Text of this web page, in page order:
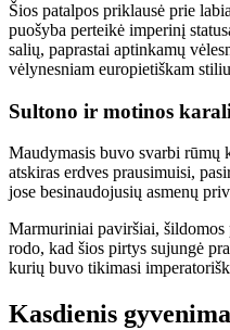
Šios patalpos priklausė prie
puošyba perteikė imperinį
salių, paprastai aptinkamų
vėlynesniam europietiškam
Sultono ir motinos
Maudymasis buvo svarbi rūmų
atskiras erdves prausimuisi,
jose besinaudojusių asmenų
Marmuriniai paviršiai, šildomos
rodo, kad šios pirtys sujungė
kurių buvo tikimasi
Kasdienis